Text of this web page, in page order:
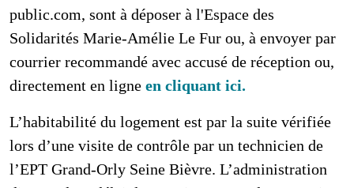
public.com, sont à déposer à l'Espace des
Solidarités Marie-Amélie Le Fur ou, à envoyer par
courrier recommandé avec accusé de réception ou,
directement en ligne en cliquant ici.
L’habitabilité du logement est par la suite vérifiée
lors d’une visite de contrôle par un technicien de
l’EPT Grand-Orly Seine Bièvre. L’administration